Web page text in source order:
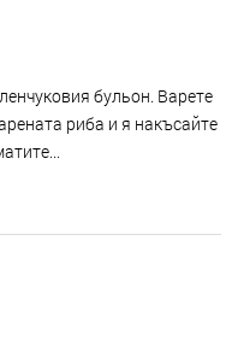
бульон. Варете
риба и я накъсайте